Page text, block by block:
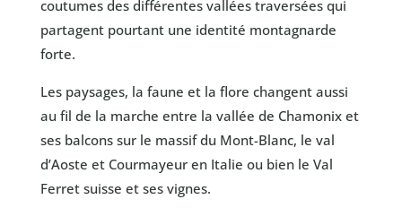
coutumes des différentes vallées traversées qui
partagent pourtant une identité montagnarde
forte.
Les paysages, la faune et la flore changent aussi
au fil de la marche entre la vallée de Chamonix et
ses balcons sur le massif du Mont-Blanc, le val
d’Aoste et Courmayeur en Italie ou bien le Val
Ferret suisse et ses vignes.